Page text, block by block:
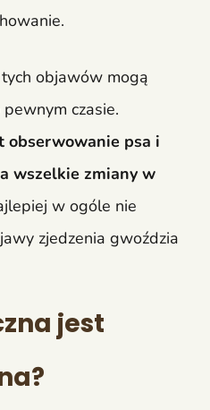
objawów mogą
czasie.
obserwowanie psa i
wszelkie zmiany w
w ogóle nie
zjedzenia gwoździa
jest